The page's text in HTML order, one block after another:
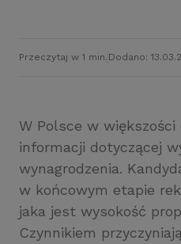
Przeczytaj w 1 min. Dodano:
W Polsce w
informacji dotyczącej
wynagrodzenia.
w końcowym etapie
jaka jest wysokość
Czynnikiem